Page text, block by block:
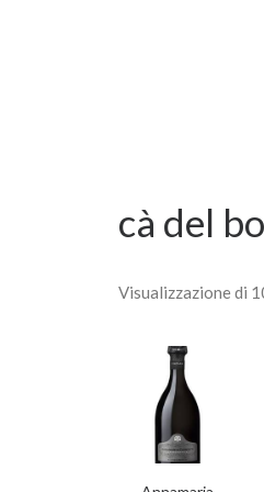
cà del
Visualizzazione di
AGGIUNGI AL